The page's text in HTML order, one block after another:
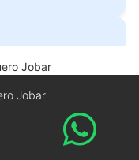
fui chamado para
Jobar
Jobar